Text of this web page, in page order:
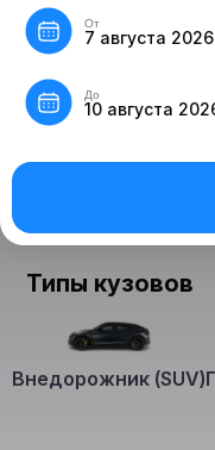
От
7 августа 2026
До
10 августа
Типы кузовов
Внедорожник (SUV)